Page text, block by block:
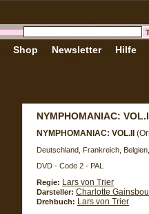
Shop Newsletter Hilfe
NYMPHOMANIAC:
NYMPHOMANIAC: VOL.II
Deutschland, Frankreich,
DVD - Code 2 - PAL
Regie: Lars von Trier
Darsteller: Charlotte
Drehbuch: Lars von Trier